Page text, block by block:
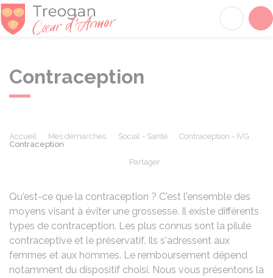
Contraception
Accueil Mes démarches Social - Santé
Contraception - IVG
Contraception
Partager
Qu'est-ce que la contraception ? C'est l'ensemble des
moyens visant à éviter une grossesse. Il existe différents
types de contraception. Les plus connus sont la pilule
contraceptive et le préservatif. Ils s'adressent aux
femmes et aux hommes. Le remboursement dépend
notamment du dispositif choisi. Nous vous présentons la